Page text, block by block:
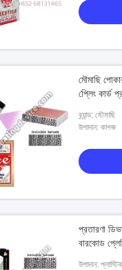
মৌমাছি
প্লেিং কার্ড
ব্র্যান্ড: মৌমাছি
উপাদান: কাগজ
প্রতারণা
বারকোড
উপাদান: প্লাস্টিক